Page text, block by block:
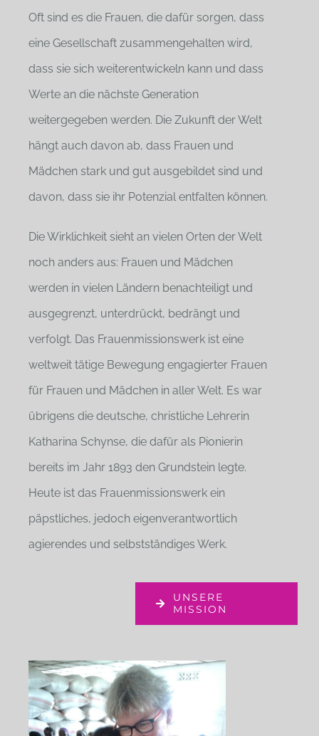
Oft sind es die Frauen, die dafür sorgen, dass
eine Gesellschaft zusammengehalten wird,
dass sie sich weiterentwickeln kann und dass
Werte an die nächste Generation
weitergegeben werden. Die Zukunft der Welt
hängt auch davon ab, dass Frauen und
Mädchen stark und gut ausgebildet sind und
davon, dass sie ihr Potenzial entfalten können.
Die Wirklichkeit sieht an vielen Orten der Welt
noch anders aus: Frauen und Mädchen
werden in vielen Ländern benachteiligt und
ausgegrenzt, unterdrückt, bedrängt und
verfolgt. Das Frauenmissionswerk ist eine
weltweit tätige Bewegung engagierter Frauen
für Frauen und Mädchen in aller Welt. Es war
übrigens die deutsche, christliche Lehrerin
Katharina Schynse, die dafür als Pionierin
bereits im Jahr 1893 den Grundstein legte.
Heute ist das Frauenmissionswerk ein
päpstliches, jedoch eigenverantwortlich
agierendes und selbstständiges Werk.
UNSERE
MISSION